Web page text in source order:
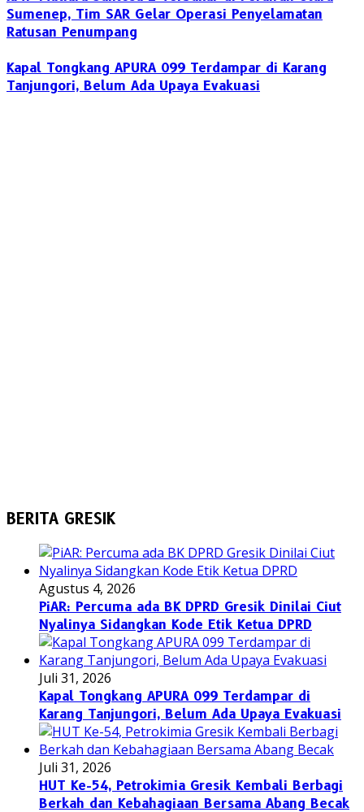
Sumenep, Tim SAR Gelar Operasi Penyelamatan
Ratusan Penumpang
Kapal Tongkang APURA 099 Terdampar di Karang
Tanjungori, Belum Ada Upaya Evakuasi
BERITA GRESIK
Agustus 4, 2026
PiAR: Percuma ada BK DPRD Gresik Dinilai Ciut
Nyalinya Sidangkan Kode Etik Ketua DPRD
Juli 31, 2026
Kapal Tongkang APURA 099 Terdampar di
Karang Tanjungori, Belum Ada Upaya Evakuasi
Juli 31, 2026
HUT Ke-54, Petrokimia Gresik Kembali Berbagi
Berkah dan Kebahagiaan Bersama Abang Becak